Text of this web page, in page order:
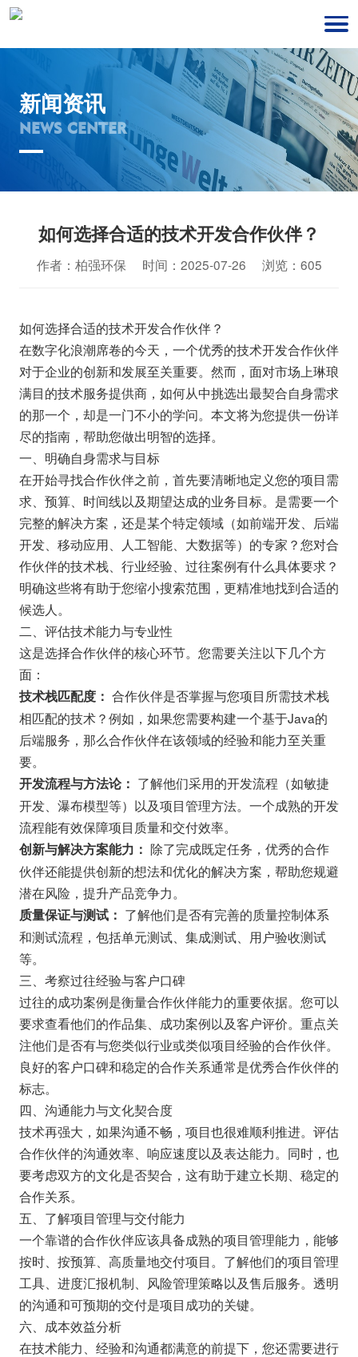
新闻资讯
NEWS CENTER
如何选择合适的技术开发合作伙伴？
作者：柏强环保 时间：2025-07-26 浏览：605
如何选择合适的技术开发合作伙伴？
在数字化浪潮席卷的今天，一个优秀的技术开发合作伙伴
对于企业的创新和发展至关重要。然而，面对市场上琳琅
满目的技术服务提供商，如何从中挑选出最契合自身需求
的那一个，却是一门不小的学问。本文将为您提供一份详
尽的指南，帮助您做出明智的选择。
一、明确自身需求与目标
在开始寻找合作伙伴之前，首先要清晰地定义您的项目需
求、预算、时间线以及期望达成的业务目标。是需要一个
完整的解决方案，还是某个特定领域（如前端开发、后端
开发、移动应用、人工智能、大数据等）的专家？您对合
作伙伴的技术栈、行业经验、过往案例有什么具体要求？
明确这些将有助于您缩小搜索范围，更精准地找到合适的
候选人。
二、评估技术能力与专业性
这是选择合作伙伴的核心环节。您需要关注以下几个方
面：
技术栈匹配度： 合作伙伴是否掌握与您项目所需技术栈
相匹配的技术？例如，如果您需要构建一个基于Java的
后端服务，那么合作伙伴在该领域的经验和能力至关重
要。
开发流程与方法论： 了解他们采用的开发流程（如敏捷
开发、瀑布模型等）以及项目管理方法。一个成熟的开发
流程能有效保障项目质量和交付效率。
创新与解决方案能力： 除了完成既定任务，优秀的合作
伙伴还能提供创新的想法和优化的解决方案，帮助您规避
潜在风险，提升产品竞争力。
质量保证与测试： 了解他们是否有完善的质量控制体系
和测试流程，包括单元测试、集成测试、用户验收测试
等。
三、考察过往经验与客户口碑
过往的成功案例是衡量合作伙伴能力的重要依据。您可以
要求查看他们的作品集、成功案例以及客户评价。重点关
注他们是否有与您类似行业或类似项目经验的合作伙伴。
良好的客户口碑和稳定的合作关系通常是优秀合作伙伴的
标志。
四、沟通能力与文化契合度
技术再强大，如果沟通不畅，项目也很难顺利推进。评估
合作伙伴的沟通效率、响应速度以及表达能力。同时，也
要考虑双方的文化是否契合，这有助于建立长期、稳定的
合作关系。
五、了解项目管理与交付能力
一个靠谱的合作伙伴应该具备成熟的项目管理能力，能够
按时、按预算、高质量地交付项目。了解他们的项目管理
工具、进度汇报机制、风险管理策略以及售后服务。透明
的沟通和可预期的交付是项目成功的关键。
六、成本效益分析
在技术能力、经验和沟通都满意的前提下，您还需要进行